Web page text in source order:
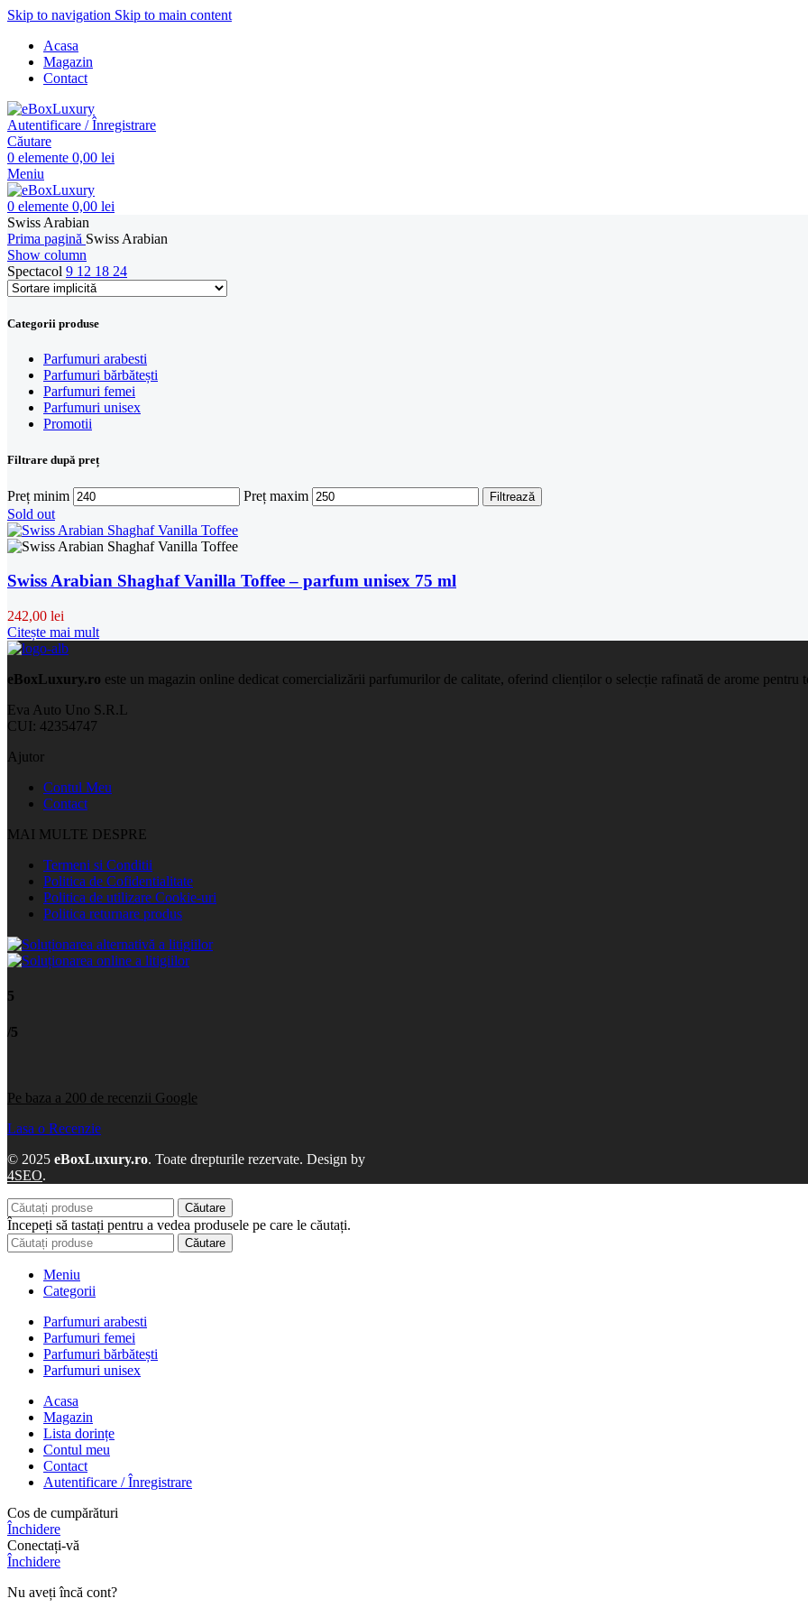
Skip to navigation Skip to main content
Acasa
Magazin
Contact
Autentificare / Înregistrare
Căutare
0 elemente 0,00 lei
Meniu
0 elemente 0,00 lei
Swiss Arabian
Prima pagină Swiss Arabian
Show column
Spectacol 9 12 18 24
Categorii produse
Parfumuri arabesti
Parfumuri bărbătești
Parfumuri femei
Parfumuri unisex
Promotii
Filtrare după preț
Preț minim Preț maxim Filtrează
Sold out
Swiss Arabian Shaghaf Vanilla Toffee – parfum unisex 75 ml
242,00 lei
Citește mai mult
eBoxLuxury.ro este un magazin online dedicat comercializării parfumurilor de calitate, oferind clienților o selecție rafinată de arome pentru
Eva Auto Uno S.R.L
CUI: 42354747
Ajutor
Contul Meu
Contact
MAI MULTE DESPRE
Termeni si Conditii
Politica de Cofidentialitate
Politica de utilizare Cookie-uri
Politica returnare produs
5
/5
Pe baza a 200 de recenzii Google
Lasa o Recenzie
© 2025 eBoxLuxury.ro. Toate drepturile rezervate. Design by
4SEO.
Căutare
Începeți să tastați pentru a vedea produsele pe care le căutați.
Căutare
Meniu
Categorii
Parfumuri arabesti
Parfumuri femei
Parfumuri bărbătești
Parfumuri unisex
Acasa
Magazin
Lista dorințe
Contul meu
Contact
Autentificare / Înregistrare
Cos de cumpărături
Închidere
Conectați-vă
Închidere
Nu aveți încă cont?